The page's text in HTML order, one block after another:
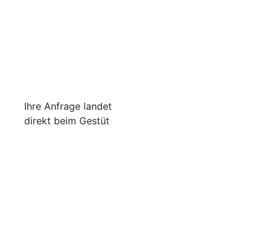
Ihre Anfrage landet
direkt beim Gestüt